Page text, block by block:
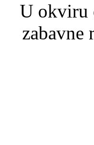
U okviru
zabavne